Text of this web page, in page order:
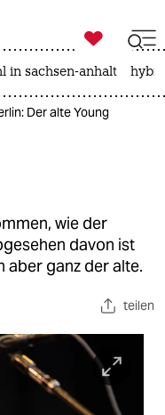

taz zahl ich
in sachsen-anhalt
Der alte Young
wie der
davon ist
aber ganz der alte.
teilen